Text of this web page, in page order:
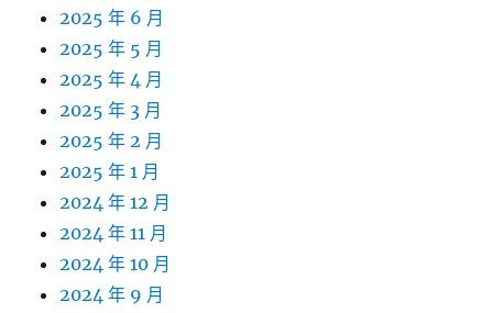
2025 年 6 月
2025 年 5 月
2025 年 4 月
2025 年 3 月
2025 年 2 月
2025 年 1 月
2024 年 12 月
2024 年 11 月
2024 年 10 月
2024 年 9 月